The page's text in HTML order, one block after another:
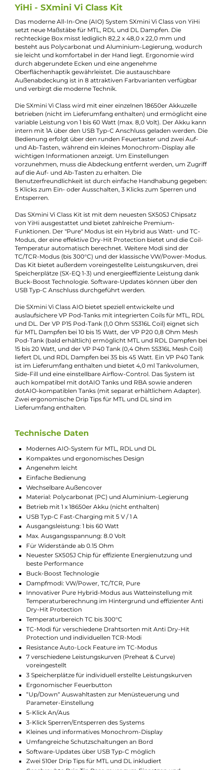
Beschreibung
YiHi - SXmini Vi Class Kit
Das moderne All-In-One (AIO) System SXmini Vi Class von
setzt neue Maßstäbe für MTL, RDL und DL Dampfen. Die
rechteckige Box misst lediglich 82,2 x 48,0 x 22,0 mm und
besteht aus Polycarbonat und Aluminium-Legierung,
sie leicht und komfortabel in der Hand liegt. Ergonomie wird
durch abgerundete Ecken und eine angenehme
Oberflächenhaptik gewährleistet. Die austauschbare
Außenabdeckung ist in 8 attraktiven Farbvarianten verfügbar
und verbirgt die moderne Technik.
Die SXmini Vi Class wird mit einer einzelnen 18650er Akkuzelle
variable Leistung von 1 bis 60 Watt (max. 8,0 Volt). Der Akku
Bedienung erfolgt über den runden Feuertaster und zwei Auf-
und Ab-Tasten, während ein kleines Monochrom-Display alle
wichtigen Informationen anzeigt. Um Einstellungen
vorzunehmen, muss die Abdeckung entfernt werden, um
auf die Auf- und Ab-Tasten zu erhalten. Die
Benutzerfreundlichkeit ist durch einfache Handhabung
5 Klicks zum Ein- oder Ausschalten, 3 Klicks zum Sperren und
Entsperren.
Das SXmini Vi Class Kit ist mit dem neuesten SX505J Chipsatz
von YiHi ausgestattet und bietet zahlreiche Premium-
Funktionen. Der "Pure" Modus ist ein Hybrid aus Watt- und
Modus, der eine effektive Dry-Hit Protection bietet und die
Temperatur automatisch berechnet. Weitere Modi sind der
TC/TCR-Modus (bis 300°C) und der klassische VW/Power-
Das Kit bietet außerdem voreingestellte Leistungskurven, drei
Speicherplätze (SX-EQ 1-3) und energieeffiziente Leistung dank
Buck-Boost Technologie. Software-Updates können über den
USB Typ-C Anschluss durchgeführt werden.
Die SXmini Vi Class AIO bietet speziell entwickelte und
auslaufsichere VP Pod-Tanks mit integrierten Coils für MTL,
und DL. Der VP P15 Pod-Tank (1,0 Ohm SS316L Coil) eignet sich
für MTL Dampfen bei 10 bis 15 Watt, der VP P20 0,8 Ohm Mesh
Pod-Tank (bald erhältlich) ermöglicht MTL und RDL Dampfen
15 bis 20 Watt, und der VP P40 Tank (0,4 Ohm SS316L Mesh
liefert DL und RDL Dampfen bei 35 bis 45 Watt. Ein VP P40
ist im Lieferumfang enthalten und bietet 4,0 ml Tankvolumen,
Side-Fill und eine einstellbare Airflow-Control. Das System ist
auch kompatibel mit dotAIO Tanks und RBA sowie anderen
dotAIO-kompatiblen Tanks (mit separat erhältlichem
Zwei ergonomische Drip Tips für MTL und DL sind im
Lieferumfang enthalten.
Eigenschaften
Akkuform:
18650
Akkuplätze:
1 Slot
Bauform:
Pod-System
Display:
LED Monochrom
Eigenschaften:
Chic & Modisch, Einsteigerfreundlich
Farbfamilie:
Gelb, Weiß
Füllvolumen:
4ml
Geregelter Akkuträger:
Ja
Zugverhalten:
Mouth-to-Lung
Experte für dieses Produkt
Jannik Ittenbach
Bei Fragen zu diesem Artikel kontaktieren Sie unseren
Experten schnell und einfach per E-Mail:
E-Mail senden